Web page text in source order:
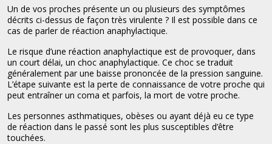
Un de vos proches présente un ou plusieurs des symptômes
décrits ci-dessus de façon très virulente ? Il est possible dans ce
cas de parler de réaction anaphylactique.
Le risque d’une réaction anaphylactique est de provoquer, dans
un court délai, un choc anaphylactique. Ce choc se traduit
généralement par une baisse prononcée de la pression sanguine.
L’étape suivante est la perte de connaissance de votre proche qui
peut entraîner un coma et parfois, la mort de votre proche.
Les personnes asthmatiques, obèses ou ayant déjà eu ce type
de réaction dans le passé sont les plus susceptibles d’être
touchées.